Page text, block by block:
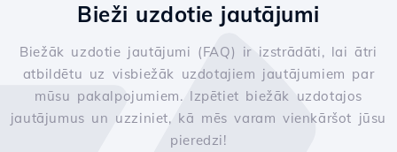
Bieži uzdotie jautājumi
Biežāk uzdotie jautājumi (FAQ) ir izstrādāti, lai ātri
atbildētu uz visbiežāk uzdotajiem jautājumiem par
mūsu pakalpojumiem. Izpētiet biežāk uzdotajos
jautājumus un uzziniet, kā mēs varam vienkāršot jūsu
pieredzi!